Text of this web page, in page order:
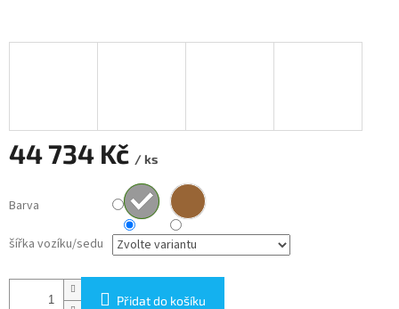
44 734 Kč / ks
cena:
Barva
šířka vozíku/sedu
Přidat do košíku